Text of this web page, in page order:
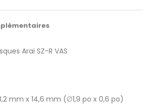
Arai SZ-R VAS
mm x 14,6 mm (∅1,9 po x 0,6 po)